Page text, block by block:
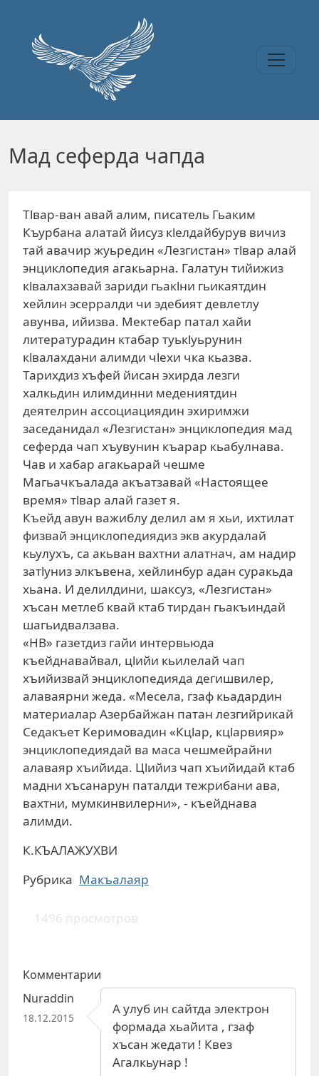
Мад сеферда чапда
Тlвар-ван авай алим, писатель Гьаким
Къурбана алатай йисуз кlелдайбурув вичиз
тай авачир жуьредин «Лезгистан» тlвар алай
энциклопедия агакьарна. Галатун тийижиз
кlвалахзавай зариди гьакlни гьикаятдин
хейлин эсерралди чи эдебият девлетлу
авунва, ийизва. Мектебар патал хайи
литературадин ктабар туькlуьрунин
кlвалахдани алимди чlехи чка кьазва.
Тарихдиз хъфей йисан эхирда лезги
халкьдин илимдинни медениятдин
деятелрин ассоциациядин эхиримжи
заседанидал «Лезгистан» энциклопедия мад
сеферда чап хъувунин къарар кьабулнава.
Чав и хабар агакьарай чешме
Магьачкъалада акъатзавай «Настоящее
время» тlвар алай газет я.
Къейд авун важиблу делил ам я хьи, ихтилат
физвай энциклопедиядиз экв акурдалай
кьулухъ, са акьван вахтни алатнач, ам надир
затlуниз элкъвена, хейлинбур адан суракьда
хьана. И делилдини, шаксуз, «Лезгистан»
хъсан метлеб квай ктаб тирдан гьакъиндай
шагьидвалзава.
«НВ» газетдиз гайи интервьюда
къейднавайвал, цlийи кьилелай чап
хъийизвай энциклопедияда дегишвилер,
алаваярни жеда. «Месела, гзаф кьадардин
материалар Азербайжан патан лезгийрикай
Седакъет Керимовадин «Кцlар, кцlарвияр»
энциклопедиядай ва маса чешмейрайни
алаваяр хъийида. Цlийиз чап хъийидай ктаб
мадни хъсанарун паталди тежрибани ава,
вахтни, мумкинвилерни», - къейднава
алимди.
К.КЪАЛАЖУХВИ
Рубрика Макъалаяр
1496 просмотров
Комментарии
Nuraddin
18.12.2015
А улуб ин сайтда электрон
формада хьайита , гзаф
хъсан жедати ! Квез
Агалкьунар !